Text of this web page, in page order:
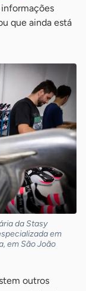
que ainda está
da Stasy
em
em São João
outros